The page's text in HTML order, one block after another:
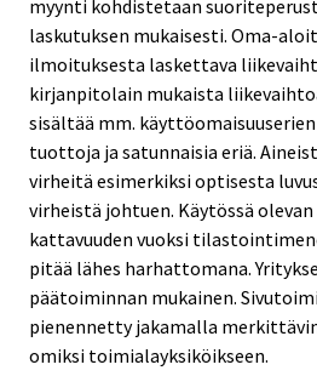
myynti kohdistetaan
laskutuksen mukaisesti. Oma-
ilmoituksesta laskettava
kirjanpitolain mukaista
sisältää mm.
tuottoja ja satunnaisia eriä.
virheitä esimerkiksi optisesta
virheistä johtuen. Käytössä
kattavuuden vuoksi
pitää lähes harhattomana.
päätoiminnan mukainen.
pienennetty jakamalla
omiksi toimialayksiköikseen.